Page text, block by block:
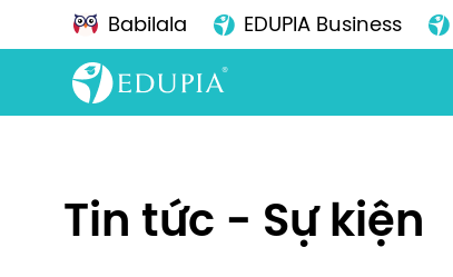
Babilala EDUPIA Business
Tin tức - Sự kiện